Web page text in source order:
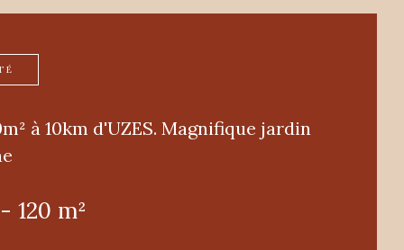
à 10km d'UZES. Magnifique jardin
120 m²